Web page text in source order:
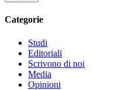
Categorie
Studi
Editoriali
Scrivono di noi
Media
Opinioni